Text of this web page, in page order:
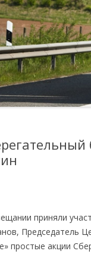
приняли
Председатель
простые акции